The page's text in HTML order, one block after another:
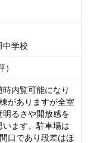
中学校
内覧可能になり
がありますが全室
るさや開放感を
ます。駐車場は
口であり段差はほ